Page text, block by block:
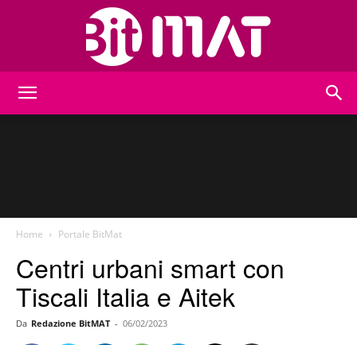
Home Portale BitMat
Centri urbani smart con
Tiscali Italia e Aitek
Da Redazione BitMAT - 06/02/2023